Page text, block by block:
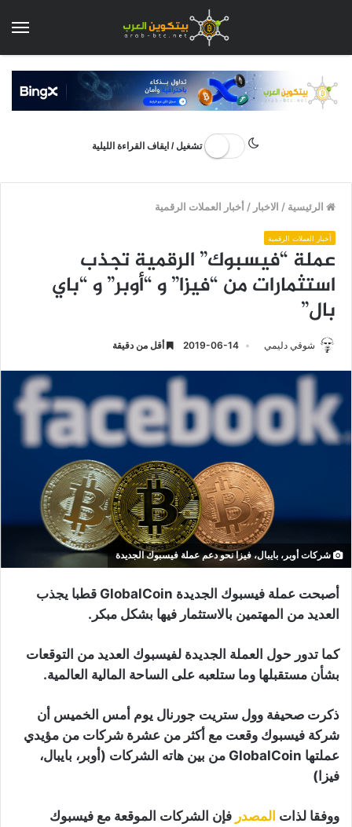
تشغيل / ايقاف القراءة الليلية
الرئيسية / الاخبار /أخبار العملات الرقمية
أخبار العملات الرقمية
عملة “فيسبوك” الرقمية تجذب
استثمارات من “فيزا” و “أوبر” و “باي
بال”
شوقي دليمي 2019-06-14 أقل من دقيقة
شركات أوبر، بايبال، فيزا نحو دعم عملة فيسبوك الجديدة
أصبحت عملة فيسبوك الجديدة GlobalCoin قطبا يجذب
العديد من المهتمين بالاستثمار فيها بشكل مبكر.
كما تدور حول العملة الجديدة لفيسبوك العديد من التوقعات
بشأن مستقبلها وما ستلعبه على الساحة المالية العالمية.
ذكرت صحيفة وول ستريت جورنال يوم أمس الخميس أن
شركة فيسبوك وقعت مع أكثر من عشرة شركات من مؤيدي
عملتها GlobalCoin من بين هاته الشركات (أوبر، بايبال،
فيزا)
ووفقا لذات المصدر فإن الشركات الموقعة مع فيسبوك